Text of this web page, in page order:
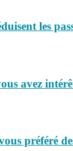
les
avez
préféré